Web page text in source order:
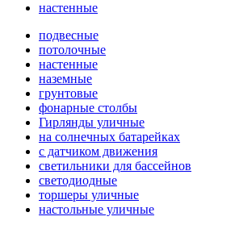
настенные
подвесные
потолочные
настенные
наземные
грунтовые
фонарные столбы
Гирлянды уличные
на солнечных батарейках
с датчиком движения
светильники для бассейнов
светодиодные
торшеры уличные
настольные уличные